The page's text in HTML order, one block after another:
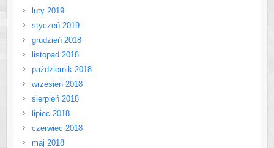
luty 2019
styczeń 2019
grudzień 2018
listopad 2018
październik 2018
wrzesień 2018
sierpień 2018
lipiec 2018
czerwiec 2018
maj 2018